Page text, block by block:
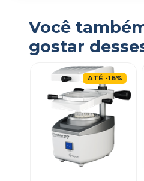
Você
gostar
ATÉ -16%